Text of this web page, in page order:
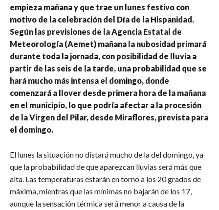
empieza mañana y que trae un lunes festivo con
motivo de la celebración del Día de la Hispanidad.
Según las previsiones de la Agencia Estatal de
Meteorología (Aemet) mañana la nubosidad primará
durante toda la jornada, con posibilidad de lluvia a
partir de las seis de la tarde, una probabilidad que se
hará mucho más intensa el domingo, donde
comenzará a llover desde primera hora de la mañana
en el municipio, lo que podría afectar a la procesión
de la Virgen del Pilar, desde Miraflores, prevista para
el domingo.
El lunes la situación no distará mucho de la del domingo, ya
que la probabilidad de que aparezcan lluvias será más que
alta. Las temperaturas estarán en torno a los 20 grados de
máxima, mientras que las mínimas no bajarán de los 17,
aunque la sensación térmica será menor a causa de la